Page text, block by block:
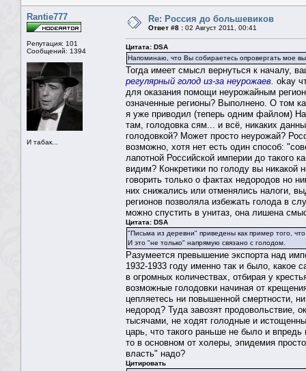
Rantie777
Репутация: 101
Сообщений: 1394
И табак...
Re: Россия до большевиков
Ответ #8 : 02 Август 2011, 00:41
Цитата: DSA
Напоминаю, что Вы собираетесь опровергать мое
Тогда имеет смысл вернуться к началу,
регулярный голод из-за неурожаев. okay
для оказания помощи неурожайным
означенные регионы? Выполнено. О том
я уже приводил (теперь одним файлом) На
там, голодовка сям... и всё, никаких
голодовкой? Может просто неурожай?
возможно, хотя нет есть один способ:
лапотной Российской империи до такого
видим? Конкретики по голоду вы никакой
говорить только о фактах недородов но
них снижались или отменялись налоги,
регионов позволяла избежать голода в
можно спустить в унитаз, она лишена
Цитата: DSA
"Письма из деревни" приведены как пример того,
И это "не только" напрямую связано с голодом.
Разумеется превышение экспорта над
1932-1933 году именно так и было, какое
в огромных количествах, отбирая у
возможные голодовки начиная от
цепляетесь ни повышенной смертности,
недород? Туда завозят
тысячами, не ходят голодные и
царь, что такого раньше не было и
то в основном от холеры, эпидемия
власть" надо?
Цитировать